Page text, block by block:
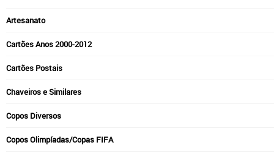
Artesanato
Cartões Anos 2000-2012
Cartões Postais
Chaveiros e Similares
Copos Diversos
Copos Olimpíadas/Copas FIFA